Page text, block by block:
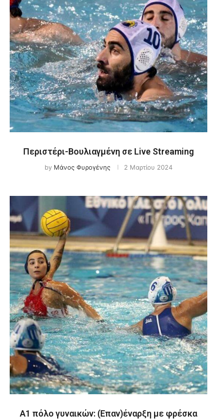
Περιστέρι-Βουλιαγμένη σε Live Streaming
by Μάνος Φυρογένης 2 Μαρτίου 2024
Α1 πόλο γυναικών: (Επαν)έναρξη με φρέσκα